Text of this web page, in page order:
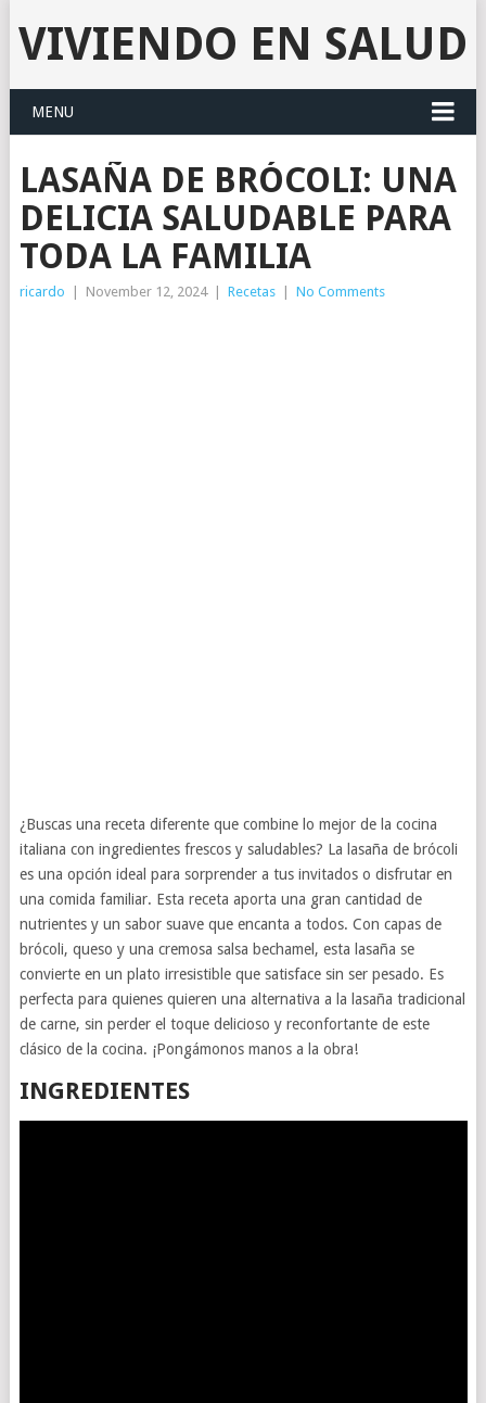
VIVIENDO EN SALUD
MENU
LASAÑA DE BRÓCOLI: UNA
DELICIA SALUDABLE PARA
TODA LA FAMILIA
ricardo November 12, 2024 Recetas No Comments
¿Buscas una receta diferente que combine lo mejor de la cocina
italiana con ingredientes frescos y saludables? La lasaña de brócoli
es una opción ideal para sorprender a tus invitados o disfrutar en
una comida familiar. Esta receta aporta una gran cantidad de
nutrientes y un sabor suave que encanta a todos. Con capas de
brócoli, queso y una cremosa salsa bechamel, esta lasaña se
convierte en un plato irresistible que satisface sin ser pesado. Es
perfecta para quienes quieren una alternativa a la lasaña tradicional
de carne, sin perder el toque delicioso y reconfortante de este
clásico de la cocina. ¡Pongámonos manos a la obra!
INGREDIENTES